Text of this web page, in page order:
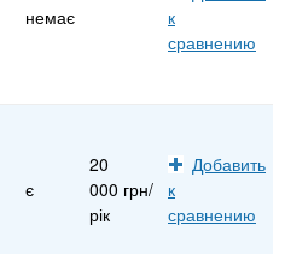
немає
к
сравнению
є
20
000 грн/
рік
Добавить
к
сравнению